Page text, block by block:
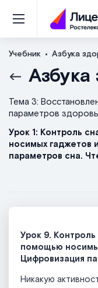
Учебник Азбука
Азбука
Тема 3:
параметров
Урок 1: Контроль
носимых гаджетов
параметров сна.
Урок 9.
помощью
Цифровизация
Никакую